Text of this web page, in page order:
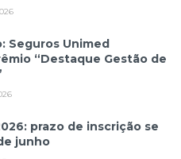
Seguros Unimed
“Destaque Gestão de
prazo de inscrição se
junho